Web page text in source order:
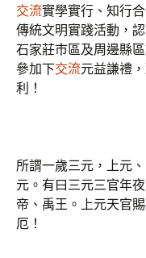
交流實學實行、知行
傳統文明實踐活動，
石家莊市區及周邊縣
參加下交流元益謙禮
利！
所謂一歲三元，上元
元。有曰三元三官年
帝、禹王。上元天官
厄！